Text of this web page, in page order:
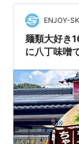
ね。 レトロ
込みできます
まる回がいけ
回なら入れる
ENJOY-
麺類大好き
に八丁味噌